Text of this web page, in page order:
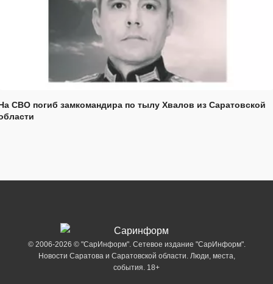
СВО погиб замкомандира по тылу Хвалов из Саратовской
© 2006-2026 © "СарИнформ". Сетевое издание "СарИнформ".
Новости Саратова и Саратовской области. Люди, места,
события. 18+